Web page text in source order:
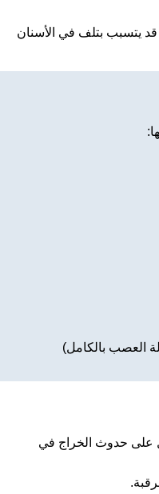
قد يتسبب بتلف في الأسنان
العصب بالكامل)
على حدوث الخراج في